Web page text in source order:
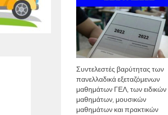
Συντελεστές βαρύτητας των
πανελλαδικά εξεταζόμενων
μαθημάτων ΓΕΛ, των ειδικών
μαθημάτων, μουσικών
μαθημάτων και πρακτικών